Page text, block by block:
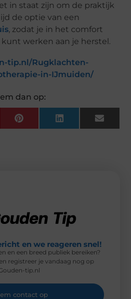
in staat zijn om de praktijk
de optie van een
, zodat je in het comfort
werken aan je herstel.
tip.nl/Rugklachten-
in-IJmuiden/
dan op:
P
I
L
I
E
M
en we reageren snel!
en een breed publiek bereiken?
registreer je vandaag nog op
tip.nl
contact op